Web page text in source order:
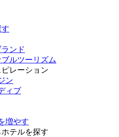
ンド
ルツーリズム
レーション
ン
ィブ
増やす
テルを探す